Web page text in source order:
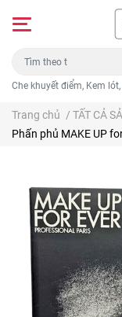
Che khuyết điểm, Kem
Trang chủ / TẤT CẢ
Phấn phủ MAKE UP